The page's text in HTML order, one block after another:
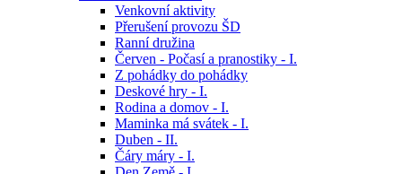
Venkovní aktivity
Přerušení provozu ŠD
Ranní družina
Červen - Počasí a pranostiky - I.
Z pohádky do pohádky
Deskové hry - I.
Rodina a domov - I.
Maminka má svátek - I.
Duben - II.
Čáry máry - I.